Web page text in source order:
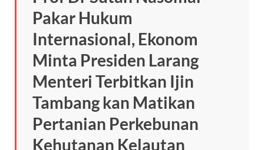
o
o
k
A
p
p
a
m
ds
Pakar Hukum
Internasional, Ekonom
Minta Presiden Larang
Menteri Terbitkan Ijin
Tambang kan Matikan
Pertanian Perkebunan
Kehutanan Kelautan